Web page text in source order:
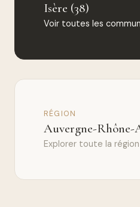
Isère (38)
Voir toutes les
RÉGION
Auvergne-Rhône-
Explorer toute la région